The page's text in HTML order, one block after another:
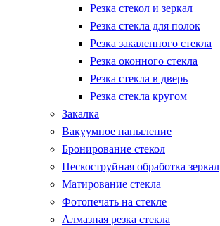
Резка стекол и зеркал
Резка стекла для полок
Резка закаленного стекла
Резка оконного стекла
Резка стекла в дверь
Резка стекла кругом
Закалка
Вакуумное напыление
Бронирование стекол
Пескоструйная обработка зеркал
Матирование стекла
Фотопечать на стекле
Алмазная резка стекла